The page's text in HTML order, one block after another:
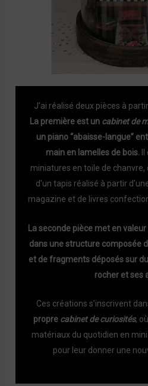
J’ai réalisé deux pièces à
La première est un cabinet de
un piano “abaisse-langue”
main en lamelles de bois.Il
miniatures en toile de chanvre,
d’un tapis réalisé à partir
magazine et de livres
La seconde pièce met en
dans une structure composée
et de fragments déposés sur
rocher et ses
Ces créations s’inscrivent
propre cabinet de curiosités,
matériaux du quotidien en
pour leur donner une